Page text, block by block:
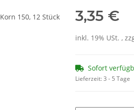
3,35 €
inkl. 19% USt. ,
Sofort
Lieferzeit:3 - 5 Tage